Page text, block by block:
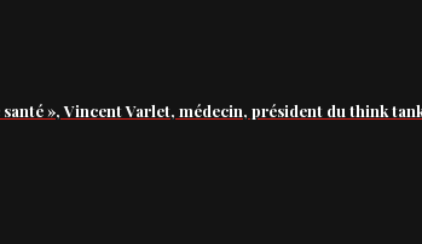
», Vincent Varlet, médecin, président du think